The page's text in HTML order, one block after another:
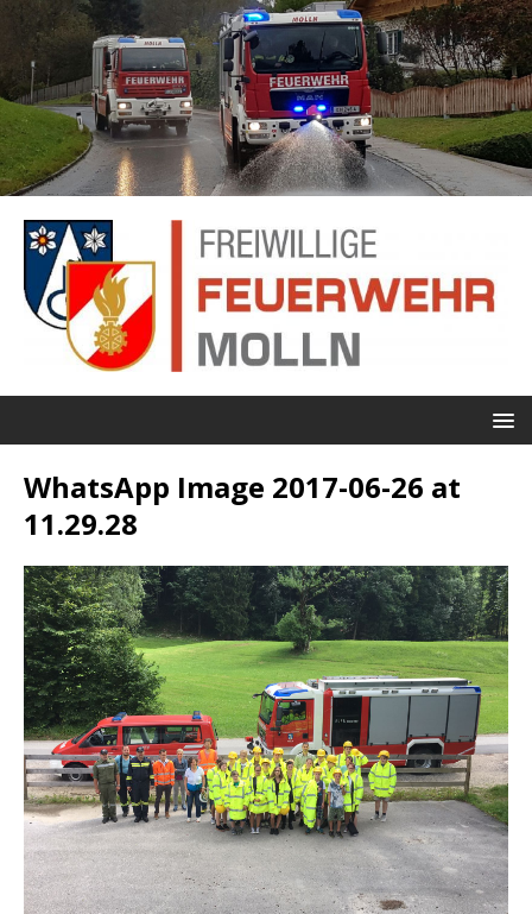
WhatsApp Image 2017-06-26 at
11.29.28